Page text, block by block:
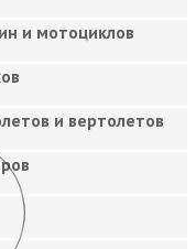
и мотоциклов
и вертолетов